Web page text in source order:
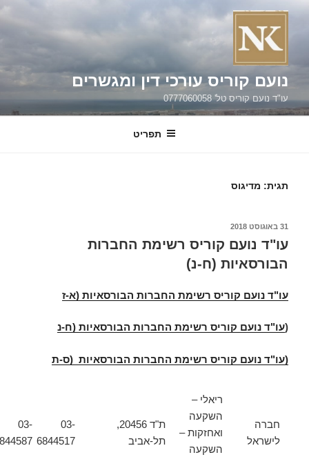
נועם קוריס עורכי דין ומגשרים
עו"ד נועם קוריס טל' 0777060058
תפריט
תגית:מדיגוס
פורסם
עו"ד נועם קוריס רשימת החברות
הבורסאיות (ח-נ)
עו"ד נועם קוריס רשימת החברות הבורסאיות (א-ז
עו"ד נועם קוריס רשימת החברות הבורסאיות (ח-נ
(עו"ד נועם קוריס רשימת החברות הבורסאיות (ס-ת
חברה
לישראל
ריאלי –
השקעה
ואחזקות –
השקעה
ת"ד 20456,
תל-אביב
6844517
6844587